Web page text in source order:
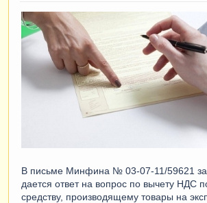
В письме Минфина № 03-07-11/59621 за
дается ответ на вопрос по вычету НДС
средству, производящему товары на